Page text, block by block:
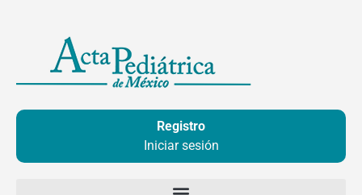
contenido
Registro
Iniciar sesión